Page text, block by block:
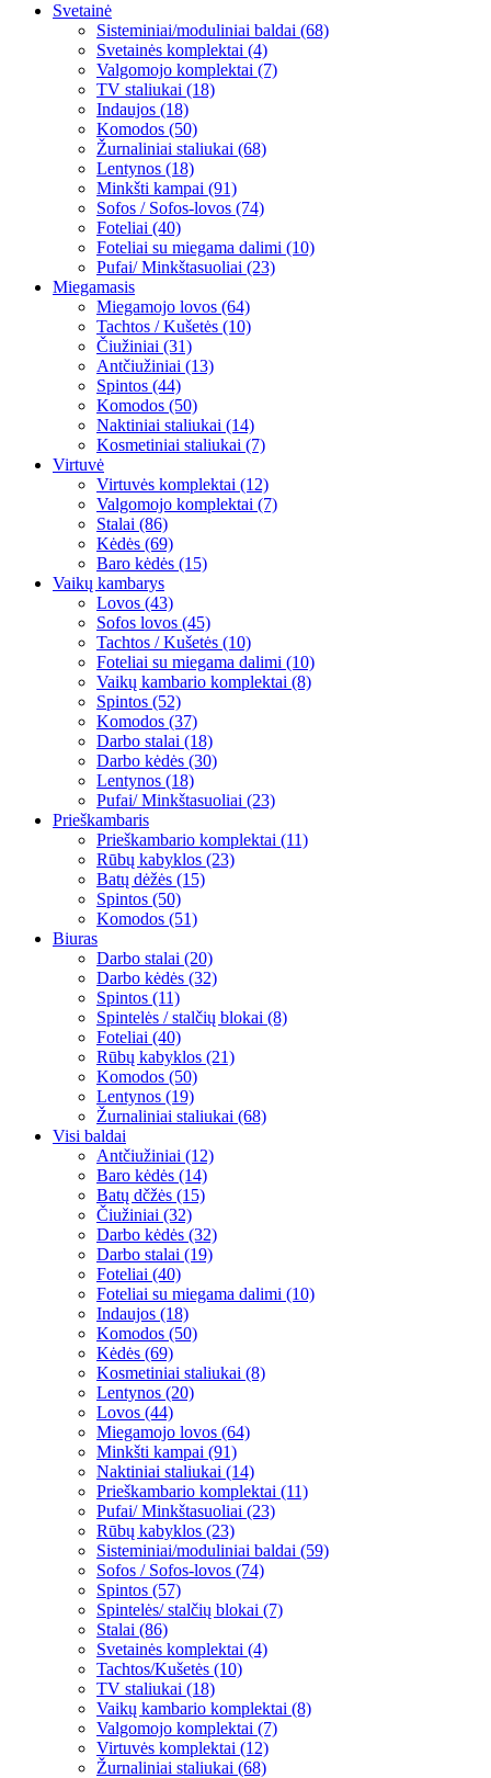
Svetainė
Sisteminiai/moduliniai baldai (68)
Svetainės komplektai (4)
Valgomojo komplektai (7)
TV staliukai (18)
Indaujos (18)
Komodos (50)
Žurnaliniai staliukai (68)
Lentynos (18)
Minkšti kampai (91)
Sofos / Sofos-lovos (74)
Foteliai (40)
Foteliai su miegama dalimi (10)
Pufai/ Minkštasuoliai (23)
Miegamasis
Miegamojo lovos (64)
Tachtos / Kušetės (10)
Čiužiniai (31)
Antčiužiniai (13)
Spintos (44)
Komodos (50)
Naktiniai staliukai (14)
Kosmetiniai staliukai (7)
Virtuvė
Virtuvės komplektai (12)
Valgomojo komplektai (7)
Stalai (86)
Kėdės (69)
Baro kėdės (15)
Vaikų kambarys
Lovos (43)
Sofos lovos (45)
Tachtos / Kušetės (10)
Foteliai su miegama dalimi (10)
Vaikų kambario komplektai (8)
Spintos (52)
Komodos (37)
Darbo stalai (18)
Darbo kėdės (30)
Lentynos (18)
Pufai/ Minkštasuoliai (23)
Prieškambaris
Prieškambario komplektai (11)
Rūbų kabyklos (23)
Batų dėžės (15)
Spintos (50)
Komodos (51)
Biuras
Darbo stalai (20)
Darbo kėdės (32)
Spintos (11)
Spintelės / stalčių blokai (8)
Foteliai (40)
Rūbų kabyklos (21)
Komodos (50)
Lentynos (19)
Žurnaliniai staliukai (68)
Visi baldai
Antčiužiniai (12)
Baro kėdės (14)
Batų dčžės (15)
Čiužiniai (32)
Darbo kėdės (32)
Darbo stalai (19)
Foteliai (40)
Foteliai su miegama dalimi (10)
Indaujos (18)
Komodos (50)
Kėdės (69)
Kosmetiniai staliukai (8)
Lentynos (20)
Lovos (44)
Miegamojo lovos (64)
Minkšti kampai (91)
Naktiniai staliukai (14)
Prieškambario komplektai (11)
Pufai/ Minkštasuoliai (23)
Rūbų kabyklos (23)
Sisteminiai/moduliniai baldai (59)
Sofos / Sofos-lovos (74)
Spintos (57)
Spintelės/ stalčių blokai (7)
Stalai (86)
Svetainės komplektai (4)
Tachtos/Kušetės (10)
TV staliukai (18)
Vaikų kambario komplektai (8)
Valgomojo komplektai (7)
Virtuvės komplektai (12)
Žurnaliniai staliukai (68)